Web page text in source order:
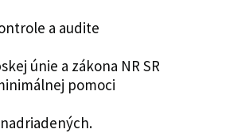
a audite
únie a zákona NR SR
pomoci